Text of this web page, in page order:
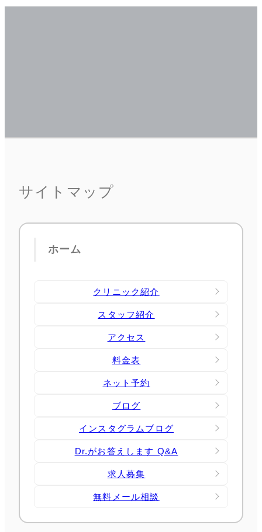
サイトマップ
ホーム
クリニック紹介
スタッフ紹介
アクセス
料金表
ネット予約
ブログ
インスタグラムブログ
Dr.がお答えします Q&A
求人募集
無料メール相談